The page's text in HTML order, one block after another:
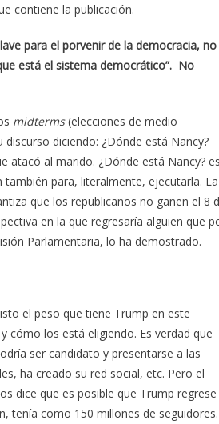
contiene la publicación.
para el porvenir de la democracia, no
está el sistema democrático”. No
midterms(elecciones de medio
diciendo: ¿Dónde está Nancy?
atacó al marido. ¿Dónde está Nancy?
para, literalmente, ejecutarla. La
que los republicanos no ganen el 8
en la que regresaría alguien que
Parlamentaria, lo ha demostrado.
el peso que tiene Trump en este
cómo los está eligiendo. Es verdad que
ser candidato y presentarse a las
ha creado su red social, etc. Pero el
dice que es posible que Trump regrese
tenía como 150 millones de seguidores.